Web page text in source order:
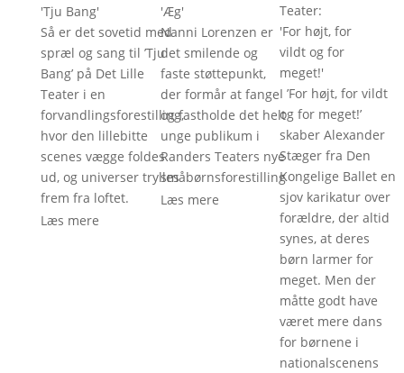
'Tju Bang'
Så er det sovetid med
spræl og sang til ’Tju
Bang’ på Det Lille
Teater i en
forvandlingsforestilling,
hvor den lillebitte
scenes vægge foldes
ud, og universer trylles
frem fra loftet.
Læs mere
'Æg'
Nanni Lorenzen er
det smilende og
faste støttepunkt,
der formår at fange
og fastholde det helt
unge publikum i
Randers Teaters nye
småbørnsforestilling
Læs mere
Teater:
'For højt, for
vildt og for
meget!'
I ’For højt, for vildt
og for meget!’
skaber Alexander
Stæger fra Den
Kongelige Ballet en
sjov karikatur over
forældre, der altid
synes, at deres
børn larmer for
meget. Men der
måtte godt have
været mere dans
for børnene i
nationalscenens